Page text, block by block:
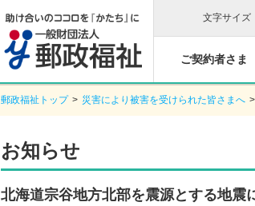
文字サイズ
ご契約者さま
郵政福祉トップ > 災害により被害を受けられた皆さまへ >
お知らせ
北海道宗谷地方北部を震源とする地震